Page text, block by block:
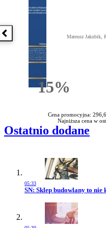
Poprzednia książka
15%Rabatu
Mateusz Jakubik,
Cena promocyjna:
Najniższa cena w
Ostatnio dodane
05:33
Przejdź do artykułu:
SN: Sklep budowlany to